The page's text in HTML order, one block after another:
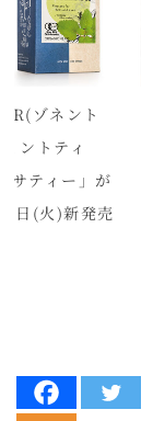
ゾネント
ントティ
サティー」が
日(火)新発売